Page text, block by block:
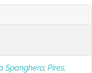
Spanghero;Pires,